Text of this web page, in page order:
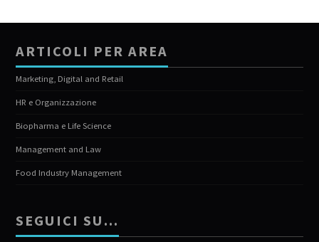
ARTICOLI PER AREA
Marketing, Digital and Retail
HR e Organizzazione
Biopharma e Life Science
Management and Law
Food Industry Management
SEGUICI SU…